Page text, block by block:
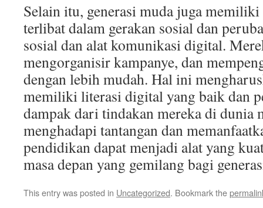
Selain itu, generasi muda juga
terlibat dalam gerakan sosial dan
sosial dan alat komunikasi digital.
mengorganisir kampanye, dan
dengan lebih mudah. Hal ini
memiliki literasi digital yang baik dan
dampak dari tindakan mereka di dunia
menghadapi tantangan dan
pendidikan dapat menjadi alat yang
masa depan yang gemilang bagi
This entry was posted in Uncategorized. Bookmark the